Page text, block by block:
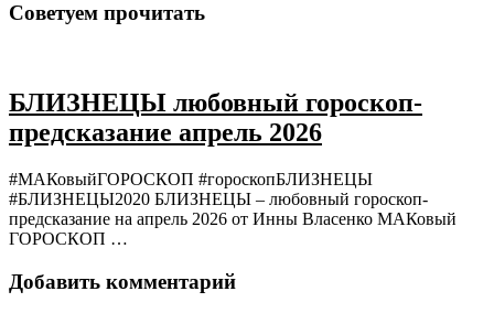
Советуем прочитать
БЛИЗНЕЦЫ любовный гороскоп-
предсказание апрель 2026
#МАКовыйГОРОСКОП #гороскопБЛИЗНЕЦЫ
#БЛИЗНЕЦЫ2020 БЛИЗНЕЦЫ – любовный гороскоп-
предсказание на апрель 2026 от Инны Власенко МАКовый
ГОРОСКОП …
Добавить комментарий